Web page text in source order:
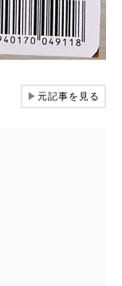
▶元記事を見る